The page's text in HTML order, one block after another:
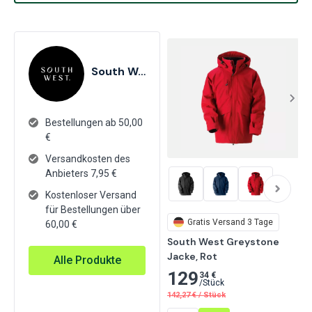
South West
Bestellungen ab 50,00
€
Versandkosten des
Anbieters 7,95 €
Kostenloser Versand
für Bestellungen über
60,00 €
Alle Produkte
Gratis Versand 3 Tage
South West Greystone
Jacke, Rot
129 34 €
/Stück
142,27 € / Stück